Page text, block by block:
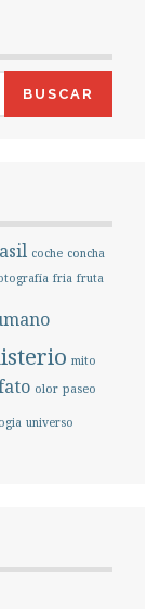
coche concha
fria fruta
mito
olor paseo
universo